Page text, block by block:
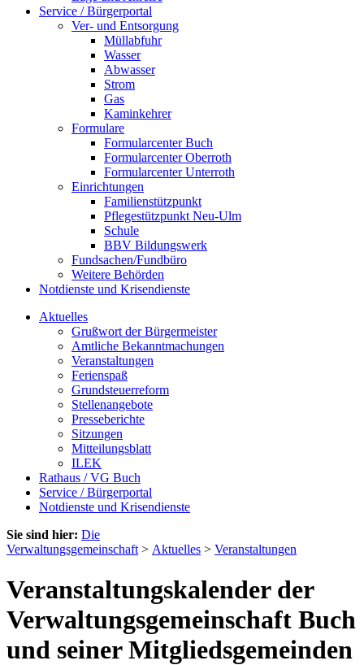
Service / Bürgerportal
Ver- und Entsorgung
Müllabfuhr
Wasser
Abwasser
Strom
Gas
Kaminkehrer
Formulare
Formularcenter Buch
Formularcenter Oberroth
Formularcenter Unterroth
Einrichtungen
Familienstützpunkt
Pflegestützpunkt Neu-Ulm
Schule
BBV Bildungswerk
Fundsachen/Fundbüro
Weitere Behörden
Notdienste und Krisendienste
Aktuelles
Grußwort der Bürgermeister
Amtliche Bekanntmachungen
Veranstaltungen
Ferienspaß
Grundsteuerreform
Stellenangebote
Presseberichte
Sitzungen
Mitteilungsblatt
ILEK
Rathaus / VG Buch
Service / Bürgerportal
Notdienste und Krisendienste
Sie sind hier: Die
Verwaltungsgemeinschaft > Aktuelles > Veranstaltungen
Veranstaltungskalender der
Verwaltungsgemeinschaft Buch
und seiner Mitgliedsgemeinden